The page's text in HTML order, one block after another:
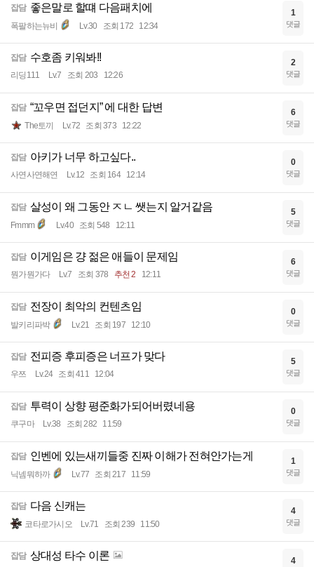
잡담 좋은말로 할떄 다음패치에
폭팔하는뉴비 Lv.30 조회 172 12:34
1
댓글
잡담 수호좀 키워봐!!
리딩111 Lv.7 조회 203 12:26
2
댓글
잡담 “꼬우면 접던지” 에 대한 답변
The토끼 Lv.72 조회 373 12:22
6
댓글
잡담 아키가 너무 하고싶다..
사연사연해연 Lv.12 조회 164 12:14
0
댓글
잡담 살성이 왜 그동안 ㅈㄴ 쌧는지 알거같음
Fmmm Lv.40 조회 548 12:11
5
댓글
잡담 이게임은 걍 젊은 애들이 문제임
뭔가뭔가다 Lv.7 조회 378 추천 2 12:11
6
댓글
잡담 전장이 최악의 컨텐츠임
발키리파박 Lv.21 조회 197 12:10
0
댓글
잡담 전피증 후피증은 너프가 맞다
우쯔 Lv.24 조회 411 12:04
5
댓글
잡담 투력이 상향 평준화가되어버렸네용
쿠구마 Lv.38 조회 282 11:59
0
댓글
잡담 인벤에 있는새끼들중 진짜 이해가 전혀안가는게
닉넴뭐하까 Lv.77 조회 217 11:59
1
댓글
잡담 다음 신캐는
코타로가시오 Lv.71 조회 239 11:50
4
댓글
잡담 상대성 타수 이론 4